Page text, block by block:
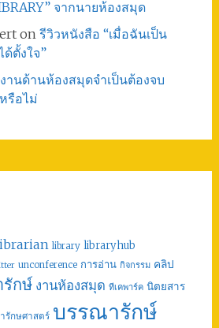
จากนายห้องสมุด
on รีวิวหนังสือ “เมื่อฉันเป็น
ตั้งใจ”
านด้านห้องสมุดจำเป็นต้องจบ
รือไม่
library libraryhub
unconference การอ่าน กิจกรรม คลิป
กษ์ งานห้องสมุด ทีเคพาร์ค นิตยสาร
รักษศาสตร์ บรรณารักษ์